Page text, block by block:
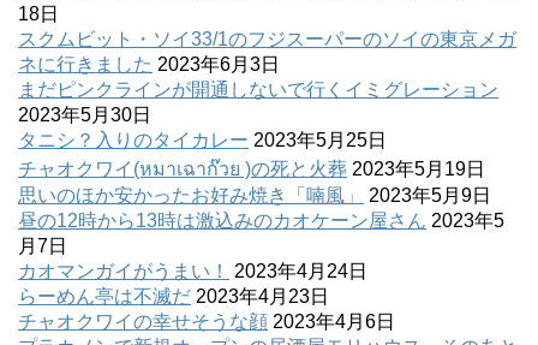
18日
スクムビット・ソイ33/1のフジスーパーのソイの東京メガ
ネに行きました 2023年6月3日
まだピンクラインが開通しないで行くイミグレーション
2023年5月30日
タニシ？入りのタイカレー 2023年5月25日
チャオクワイ(หมาเฉาก๊วย )の死と火葬 2023年5月19日
思いのほか安かったお好み焼き「喃風」
2023年5月9日
昼の12時から13時は激込みのカオケーン屋さん 2023年5
月7日
カオマンガイがうまい！
2023年4月24日
らーめん亭は不滅だ 2023年4月23日
チャオクワイの幸せそうな顔 2023年4月6日